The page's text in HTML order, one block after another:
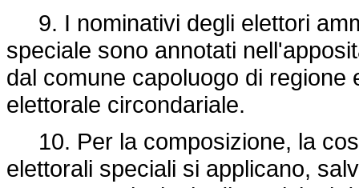
9. I nominativi degli elettori
speciale sono annotati
dal comune capoluogo di
elettorale circondariale.
10. Per la composizione, la
elettorali speciali si applicano,